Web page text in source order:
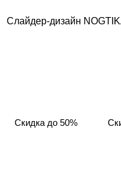
Слайдер-дизайн
Скидка до 50%